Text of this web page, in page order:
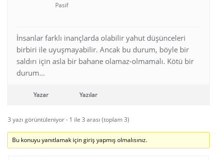
Pasif
İnsanlar farklı inançlarda olabilir yahut düşünceleri
birbiri ile uyuşmayabilir. Ancak bu durum, böyle bir
saldırı için asla bir bahane olamaz-olmamalı. Kötü bir
durum…
Yazar Yazılar
3 yazı görüntüleniyor - 1 ile 3 arası (toplam 3)
Bu konuyu yanıtlamak için giriş yapmış olmalısınız.